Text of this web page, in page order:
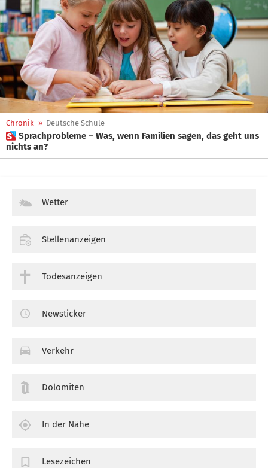
Chronik » Deutsche Schule
 Sprachprobleme – Was, wenn Familien sagen, das geht uns
nichts an?
Wetter
Stellenanzeigen
Todesanzeigen
Newsticker
Verkehr
Dolomiten
In der Nähe
Lesezeichen